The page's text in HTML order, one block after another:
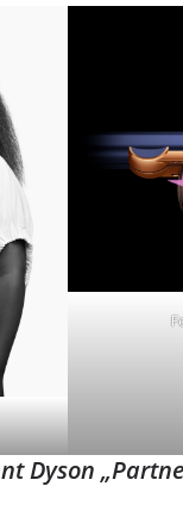
Dyson